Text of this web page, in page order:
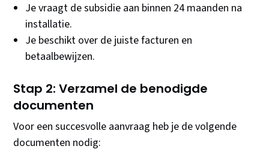
Je vraagt de subsidie aan binnen 24 maanden na
installatie.
Je beschikt over de juiste facturen en
betaalbewijzen.
Stap 2: Verzamel de benodigde
documenten
Voor een succesvolle aanvraag heb je de volgende
documenten nodig: